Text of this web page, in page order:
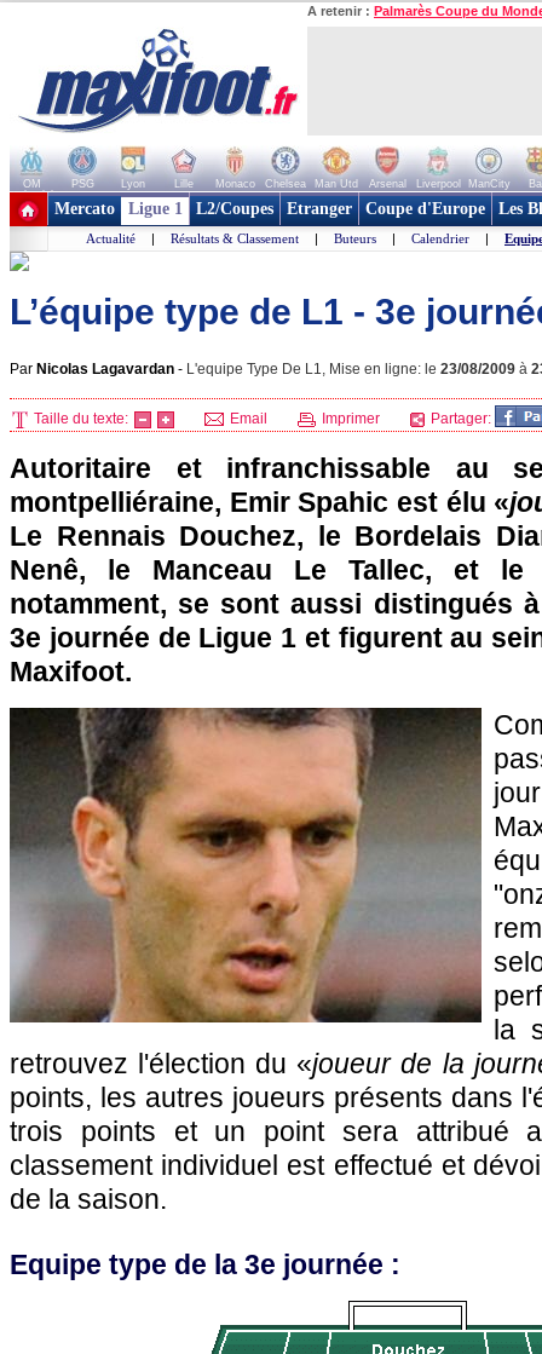
A retenir : Palmarès Coupe du
OM PSG Lyon Lille Monaco Chelsea Man Utd Arsenal Liverpool ManCity
+ de clubs
Mercato Ligue 1 L2/Coupes Etranger Coupe d'Europe Les
Actualité | Résultats & Classement | Buteurs | Calendrier |
L’équipe type de L1 - 3e
Par Nicolas Lagavardan - L'equipe Type De L1, Mise en ligne: le 23/08/2009 à
Taille du texte: Email Imprimer Partager:
Autoritaire et infranchissable au
montpelliéraine, Emir Spahic est élu «
Le Rennais Douchez, le Bordelais
Nenê, le Manceau Le Tallec, et le
notamment, se sont aussi distingués
3e journée de Ligue 1 et figurent au
Maxifoot.
la
retrouvez l'élection du «joueur de la
points, les autres joueurs présents dans
trois points et un point sera attribué
classement individuel est effectué et
de la saison.
Equipe type de la 3e journée :